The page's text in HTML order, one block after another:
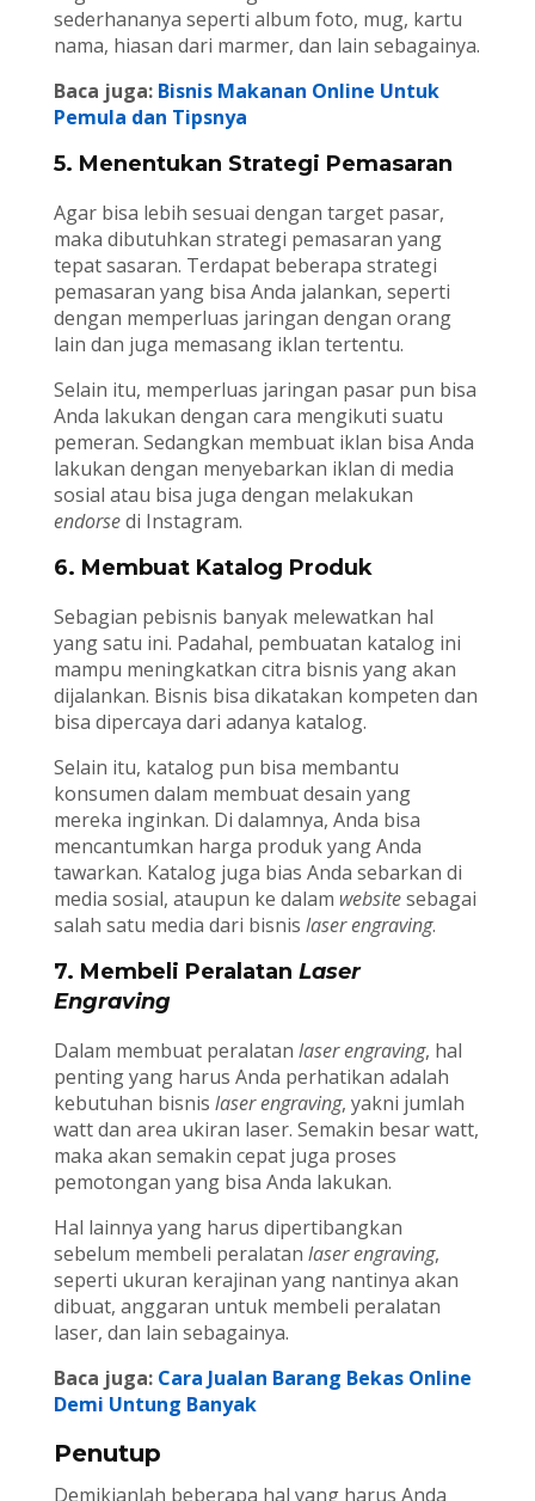
sederhananya seperti album foto, mug, kartu
nama, hiasan dari marmer, dan lain sebagainya.
Baca juga: Bisnis Makanan Online Untuk
Pemula dan Tipsnya
5. Menentukan Strategi Pemasaran
Agar bisa lebih sesuai dengan target pasar,
maka dibutuhkan strategi pemasaran yang
tepat sasaran. Terdapat beberapa strategi
pemasaran yang bisa Anda jalankan, seperti
dengan memperluas jaringan dengan orang
lain dan juga memasang iklan tertentu.
Selain itu, memperluas jaringan pasar pun bisa
Anda lakukan dengan cara mengikuti suatu
pemeran. Sedangkan membuat iklan bisa Anda
lakukan dengan menyebarkan iklan di media
sosial atau bisa juga dengan melakukan
endorsedi Instagram.
6. Membuat Katalog Produk
Sebagian pebisnis banyak melewatkan hal
yang satu ini. Padahal, pembuatan katalog ini
mampu meningkatkan citra bisnis yang akan
dijalankan. Bisnis bisa dikatakan kompeten dan
bisa dipercaya dari adanya katalog.
Selain itu, katalog pun bisa membantu
konsumen dalam membuat desain yang
mereka inginkan. Di dalamnya, Anda bisa
mencantumkan harga produk yang Anda
tawarkan. Katalog juga bias Anda sebarkan di
media sosial, ataupun ke dalam websitesebagai
salah satu media dari bisnis laser engraving.
7. Membeli Peralatan Laser
Engraving
Dalam membuat peralatan laser engraving, hal
penting yang harus Anda perhatikan adalah
kebutuhan bisnis laser engraving, yakni jumlah
watt dan area ukiran laser. Semakin besar watt,
maka akan semakin cepat juga proses
pemotongan yang bisa Anda lakukan.
Hal lainnya yang harus dipertibangkan
sebelum membeli peralatan laser engraving,
seperti ukuran kerajinan yang nantinya akan
dibuat, anggaran untuk membeli peralatan
laser, dan lain sebagainya.
Baca juga: Cara Jualan Barang Bekas Online
Demi Untung Banyak
Penutup
Demikianlah beberapa hal yang harus Anda